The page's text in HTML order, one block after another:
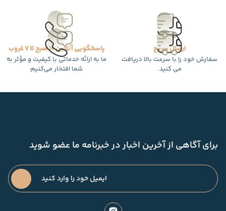
ارسال سریع
سفارش خود را با سرعت بالا دریافت
می کنید.
پاسخگویی آنلاین 10 صبح تا 7 غروب
ما به ارائه خدماتی با کیفیت و مؤثر به
شما افتخار می‌کنیم
برای آگاهی از آخرین اخبار در خبرنامه ما عضو شوید